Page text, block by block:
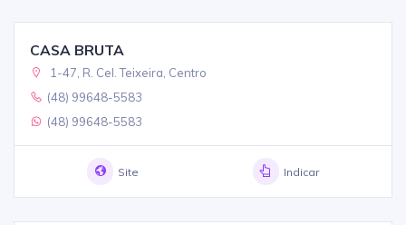
CASA BRUTA
1-47, R. Cel. Teixeira, Centro
(48) 99648-5583
(48) 99648-5583
Site Indicar